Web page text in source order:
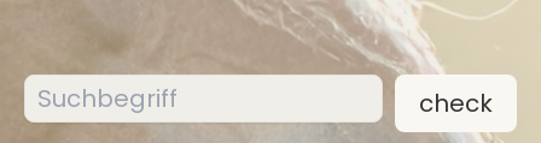
deines
Pferdes
verstehen
Suchen
check